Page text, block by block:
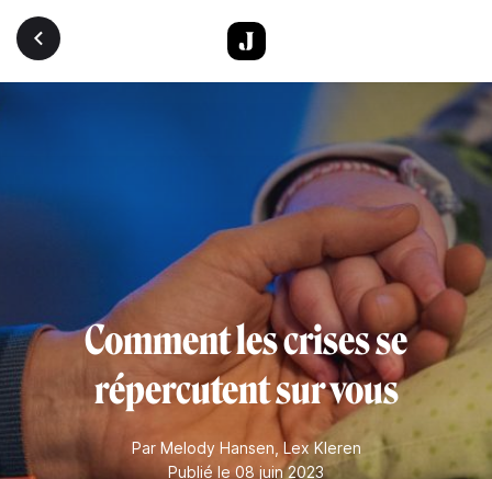
Aller au contenu principal
Comment les crises se
répercutent sur vous
Par Melody Hansen Lex Kleren
Publié le 08 juin 2023